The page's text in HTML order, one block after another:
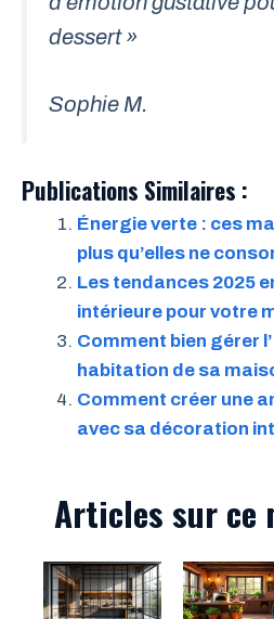
dessert »
Sophie M.
Publications Similaires :
Énergie verte : ces
plus qu’elles ne
Les tendances 2025
intérieure pour votre
Comment bien gérer
habitation de sa
Comment créer une
avec sa décoration
Articles sur ce